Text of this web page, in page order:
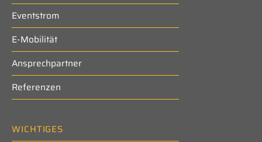
Eventstrom
E-Mobilität
Ansprechpartner
Referenzen
WICHTIGES